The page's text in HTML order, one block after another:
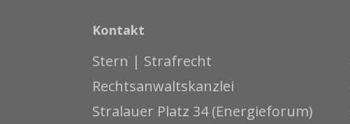
Kontakt
Stern | Strafrecht
Rechtsanwaltskanzlei
Stralauer Platz 34 (Energieforum)